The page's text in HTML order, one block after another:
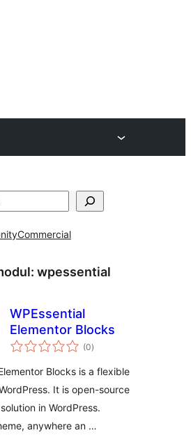
Commercial
wpessential
WPEssential
Elementor Blocks
(0total
aprecieri
)
Blocks is a flexible
It is open-source
in WordPress.
anywhere an …